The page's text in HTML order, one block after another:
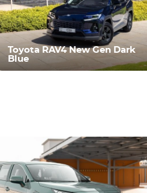
Toyota RAV4 New Gen Dark
Blue